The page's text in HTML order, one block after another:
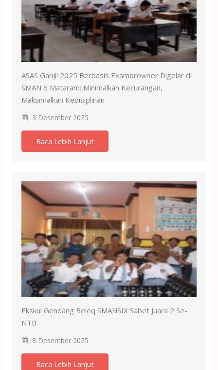
ASAS Ganjil 2025 Berbasis Exambrowser Digelar di
SMAN 6 Mataram: Minimalkan Kecurangan,
Maksimalkan Kedisiplinan
3 Desember 2025
Baca Lebih Lanjut
Ekskul Gendang Beleq SMANSIX Sabet Juara 2 Se-
NTB
3 Desember 2025
Baca Lebih Lanjut